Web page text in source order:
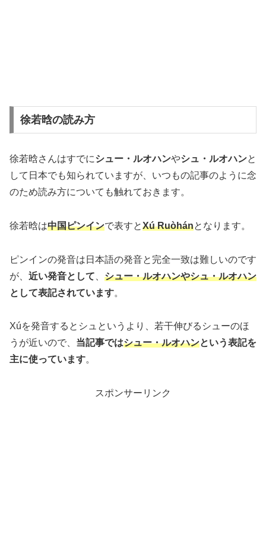
徐若晗の読み方
徐若晗さんはすでにシュー・ルオハンやシュ・ルオハンと
して日本でも知られていますが、いつもの記事のように念
のため読み方についても触れておきます。
徐若晗は中国ピンインで表すとXú Ruòhánとなります。
ピンインの発音は日本語の発音と完全一致は難しいのです
が、 近い発音として
シュー・ルオハンやシュ・ルオハン
として表記されています。
Xúを発音するとシュというより、若干伸びるシューのほ
うが近いので、 当記事ではシュー・ルオハンという表記を
主に使っています。
スポンサーリンク